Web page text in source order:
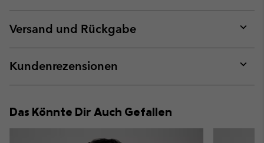
or
Versand und Rückgabe
or
Kundenrezensionen
or
Das Könnte Dir Auch Gefallen